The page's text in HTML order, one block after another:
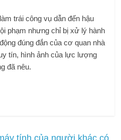
trái công vụ dẫn đến hậu
phạm nhưng chỉ bị xử lý hành
đúng đắn của cơ quan nhà
tín, hình ảnh của lực lượng
đã nêu.
tính của người khác có